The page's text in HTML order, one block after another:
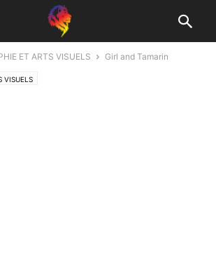
ET ARTS VISUELS Girl and Tamarin
VISUELS